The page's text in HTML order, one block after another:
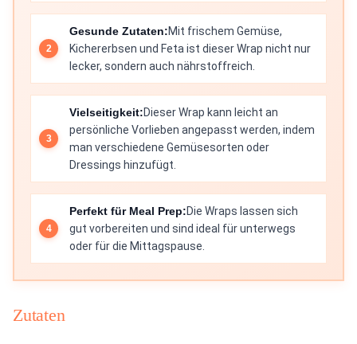
Gesunde Zutaten:Mit frischem Gemüse,
Kichererbsen und Feta ist dieser Wrap nicht nur
lecker, sondern auch nährstoffreich.
Vielseitigkeit:Dieser Wrap kann leicht an
persönliche Vorlieben angepasst werden, indem
man verschiedene Gemüsesorten oder
Dressings hinzufügt.
Perfekt für Meal Prep:Die Wraps lassen sich
gut vorbereiten und sind ideal für unterwegs
oder für die Mittagspause.
Zutaten